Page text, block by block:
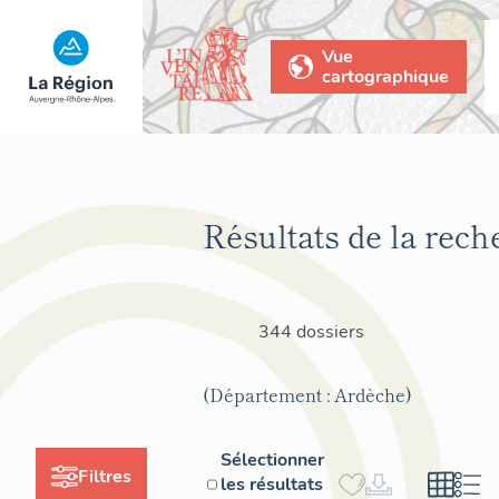
Vue
cartographique
Filtres
Résultats de la
344 dossiers
(Département : Ardèche)
Sélectionner
les résultats